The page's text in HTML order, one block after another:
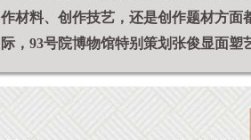
作材料、创作技艺，还是创作题材方面
际，93号院博物馆特别策划张俊显面